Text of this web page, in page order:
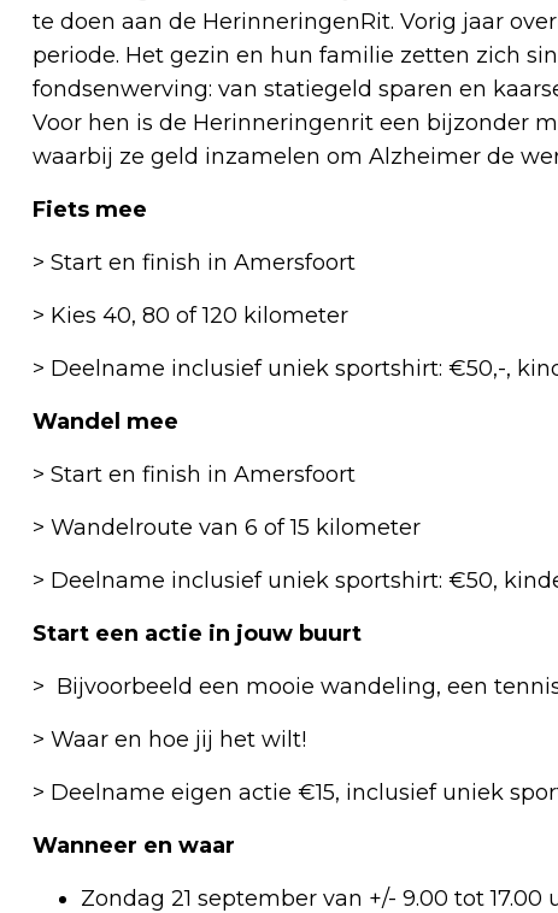
te doen aan de HerinneringenRit. Vorig jaar
periode. Het gezin en hun familie zetten zich
fondsenwerving: van statiegeld sparen en
Voor hen is de Herinneringenrit een bijzonder
waarbij ze geld inzamelen om Alzheimer de
Fiets mee
> Start en finish in Amersfoort
> Kies 40, 80 of 120 kilometer
> Deelname inclusief uniek sportshirt: €50,-,
Wandel mee
> Start en finish in Amersfoort
> Wandelroute van 6 of 15 kilometer
> Deelname inclusief uniek sportshirt: €50,
Start een actie in jouw buurt
> Bijvoorbeeld een mooie wandeling, een
> Waar en hoe jij het wilt!
> Deelname eigen actie €15, inclusief uniek
Wanneer en waar
Zondag 21 september van +/- 9.00 tot 17.00